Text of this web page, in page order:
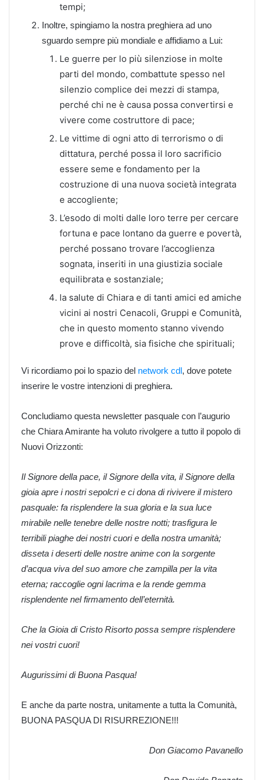
tempi;
Inoltre, spingiamo la nostra preghiera ad uno
sguardo sempre più mondiale e affidiamo a Lui:
Le guerre per lo più silenziose in molte
parti del mondo, combattute spesso nel
silenzio complice dei mezzi di stampa,
perché chi ne è causa possa convertirsi e
vivere come costruttore di pace;
Le vittime di ogni atto di terrorismo o di
dittatura, perché possa il loro sacrificio
essere seme e fondamento per la
costruzione di una nuova società integrata
e accogliente;
L’esodo di molti dalle loro terre per cercare
fortuna e pace lontano da guerre e povertà,
perché possano trovare l’accoglienza
sognata, inseriti in una giustizia sociale
equilibrata e sostanziale;
la salute di Chiara e di tanti amici ed amiche
vicini ai nostri Cenacoli, Gruppi e Comunità,
che in questo momento stanno vivendo
prove e difficoltà, sia fisiche che spirituali;
Vi ricordiamo poi lo spazio del network cdl, dove potete
inserire le vostre intenzioni di preghiera.
Concludiamo questa newsletter pasquale con l’augurio
che Chiara Amirante ha voluto rivolgere a tutto il popolo di
Nuovi Orizzonti:
Il Signore della pace, il Signore della vita, il Signore della
gioia apre i nostri sepolcri e ci dona di rivivere il mistero
pasquale: fa risplendere la sua gloria e la sua luce
mirabile nelle tenebre delle nostre notti; trasfigura le
terribili piaghe dei nostri cuori e della nostra umanità;
disseta i deserti delle nostre anime con la sorgente
d’acqua viva del suo amore che zampilla per la vita
eterna; raccoglie ogni lacrima e la rende gemma
risplendente nel firmamento dell’eternità.
Che la Gioia di Cristo Risorto possa sempre risplendere
nei vostri cuori!
Augurissimi di Buona Pasqua!
E anche da parte nostra, unitamente a tutta la Comunità,
BUONA PASQUA DI RISURREZIONE!!!
Don Giacomo Pavanello